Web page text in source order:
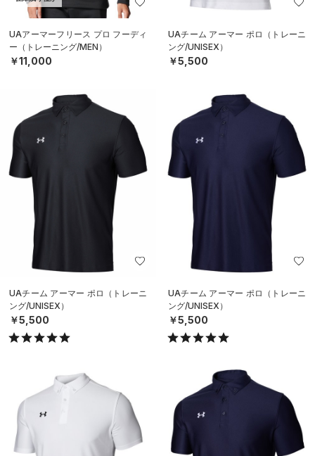
UAアーマーフリース プロ フーディ
ー（トレーニング/MEN）
￥11,000
UAチーム アーマー ポロ（トレーニ
ング/UNISEX）
￥5,500
UAチーム アーマー ポロ（トレーニ
ング/UNISEX）
￥5,500
UAチーム アーマー ポロ（トレーニ
ング/UNISEX）
￥5,500